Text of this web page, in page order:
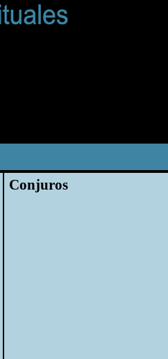
Conjuros